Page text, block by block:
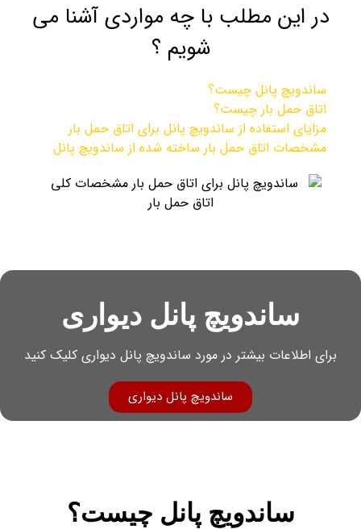
در این مطلب با چه مواردی آشنا می
شویم ؟
ساندویچ پانل چیست؟​
اتاق حمل بار چیست؟​
مزایای استفاده از ساندویچ پانل برای اتاق حمل بار​
مشخصات اتاق حمل بار ساخته شده از ساندویچ پانل​
ساندویچ پانل دیواری
برای اطلاعات بیشتر در مورد ساندویچ پانل دیواری کلیک کنید
ساندویچ پانل دیواری
ساندویچ پانل چیست؟